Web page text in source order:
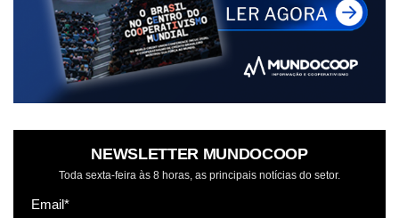
NEWSLETTER MUNDOCOOP
Toda sexta-feira às 8 horas, as principais notícias do setor.
Email*